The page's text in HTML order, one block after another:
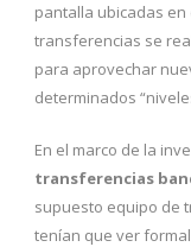
pantalla ubicadas
transferencias se
para aprovechar
determinados
En el marco de la
transferencias
supuesto equipo de
tenían que ver